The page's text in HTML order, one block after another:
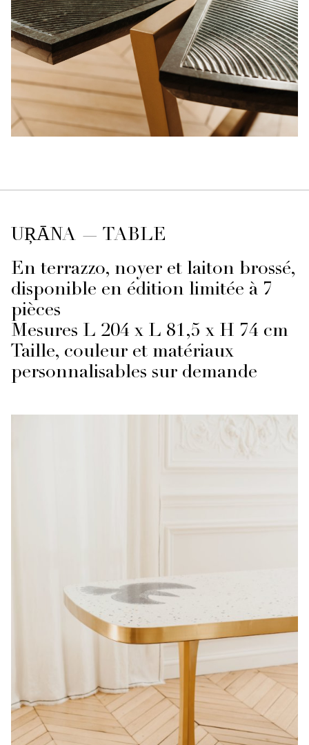
UŖĀNA — TABLE
En terrazzo, noyer et laiton brossé,
disponible en édition limitée à 7
pièces
Mesures L 204 x L 81,5 x H 74 cm
Taille, couleur et matériaux
personnalisables sur demande